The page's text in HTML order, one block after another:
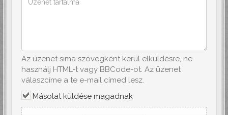
Az üzenet sima szövegként kerül elküldésre, ne
használj HTML-t vagy BBCode-ot. Az üzenet
válaszcíme a te e-mail címed lesz.
Másolat küldése magadnak